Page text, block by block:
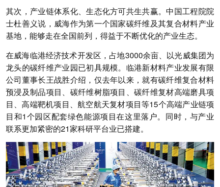
其次，产业链体系化、生态化方可共生共赢。中国工程院院
士杜善义说，威海作为第一个国家碳纤维及其复合材料产业
基地，能够走在全国前列，得益于不断优化的产业生态。
在威海临港经济技术开发区，占地3000余亩、以光威集团为
龙头的碳纤维产业园已初具规模。临港新材料产业发展有限
公司董事长王战胜介绍，仅去年以来，就有碳纤维复合材料
预浸及制品项目、碳纤维树脂项目、碳纤维复材高端磨具项
目、高端靶机项目、航空航天复材项目等15个高端产业链项
目和1个园区配套绿色能源项目在这里落户。同时，与产业
联系更加紧密的21家科研平台业已搭建。